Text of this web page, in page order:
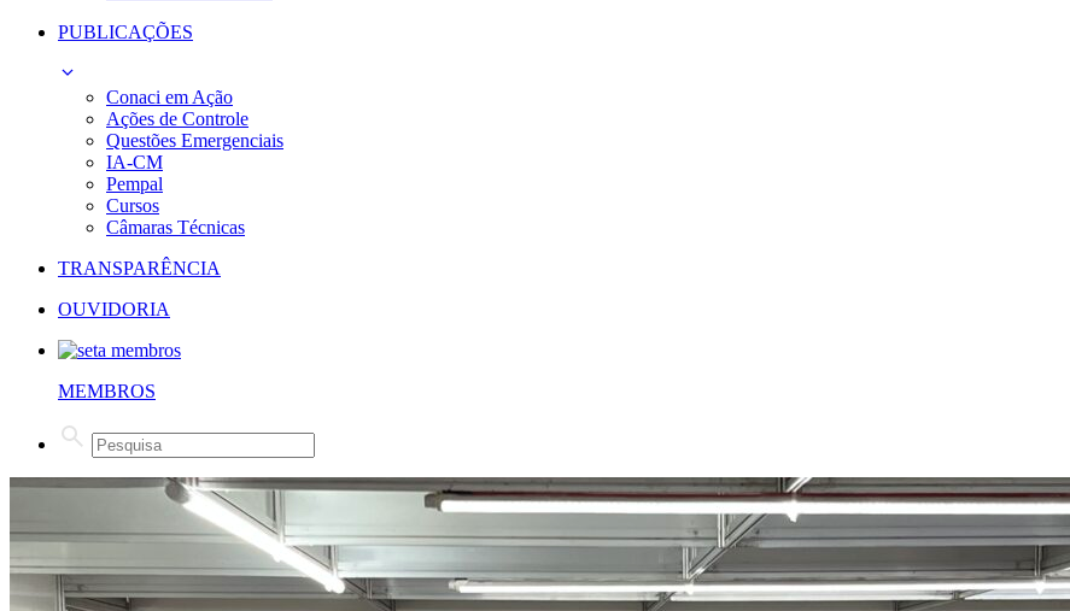
PUBLICAÇÕES
Conaci em Ação
Ações de Controle
Questões Emergenciais
IA-CM
Pempal
Cursos
Câmaras Técnicas
TRANSPARÊNCIA
OUVIDORIA
MEMBROS